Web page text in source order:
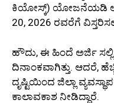
ಕಿಯೋಸ್ಕ್) ಯೋಜನೆಯಡಿ
20, 2026 ರವರೆಗೆ
ಹೌದು, ಈ ಹಿಂದೆ ಅರ್ಜಿ
ದಿನಾಂಕವಾಗಿತ್ತು. ಆದರೆ,
ದೃಷ್ಟಿಯಿಂದ ಜಿಲ್ಲಾ
ಕಾಲಾವಕಾಶ ನೀಡಿದ್ದಾರೆ.